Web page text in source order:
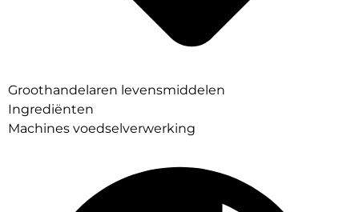
Groothandelaren levensmiddelen
Ingrediënten
Machines voedselverwerking